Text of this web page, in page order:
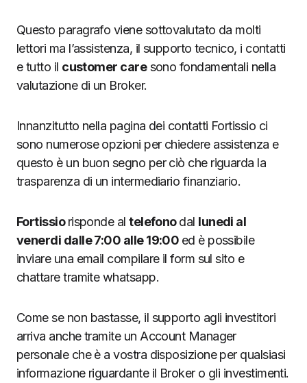
Questo paragrafo viene sottovalutato da molti
lettori ma l’assistenza, il supporto tecnico, i contatti
e tutto il customer caresono fondamentali nella
valutazione di un Broker.
Innanzitutto nella pagina dei contatti Fortissio ci
sono numerose opzioni per chiedere assistenza e
questo è un buon segno per ciò che riguarda la
trasparenza di un intermediario finanziario.
Fortissiorisponde altelefonodal lunedi al
venerdi dalle 7:00 alle 19:00 ed è possibile
inviare una email compilare il form sul sito e
chattare tramite whatsapp.
Come se non bastasse, il supporto agli investitori
arriva anche tramite un Account Manager
personale che è a vostra disposizione per qualsiasi
informazione riguardante il Broker o gli investimenti.